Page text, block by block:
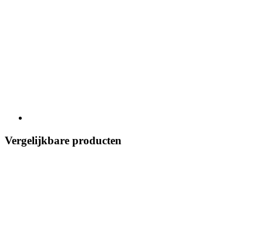
Vergelijkbare producten